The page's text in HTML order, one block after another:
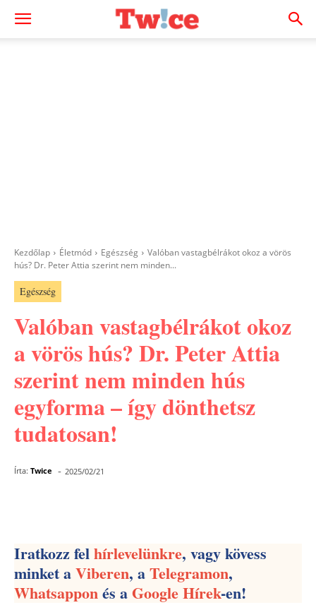
Kezdőlap Életmód Egészség
Valóban vastagbélrákot okoz a vörös
hús? Dr. Peter Attia szerint nem minden...
Egészség
Valóban vastagbélrákot okoz
a vörös hús? Dr. Peter Attia
szerint nem minden hús
egyforma – így dönthetsz
tudatosan!
Írta: Twice - 2025/02/21
Iratkozz felhírlevelünkre, vagy kövess
minket aViberen, aTelegramon,
Whatsapponés aGoogle Hírek-en!